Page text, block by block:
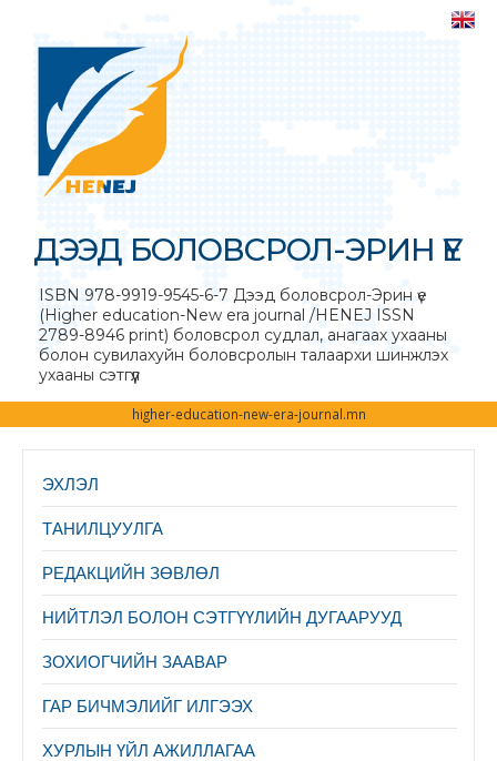
ДЭЭД БОЛОВСРОЛ-ЭРИН ҮЕ
ISBN 978-9919-9545-6-7 Дээд боловсрол-Эрин үе
(Higher education-New era journal /HENEJ ISSN
2789-8946 print) боловсрол судлал, анагаах ухааны
болон сувилахуйн боловсролын талаархи шинжлэх
ухааны сэтгүүл
higher-education-new-era-journal.mn
ЭХЛЭЛ
ТАНИЛЦУУЛГА
PЕДАКЦИЙН ЗӨВЛӨЛ
НИЙТЛЭЛ БОЛОН СЭТГҮҮЛИЙН ДУГААРУУД
ЗОХИОГЧИЙН ЗААВАР
ГАР БИЧМЭЛИЙГ ИЛГЭЭХ
ХУРЛЫН ҮЙЛ АЖИЛЛАГАА